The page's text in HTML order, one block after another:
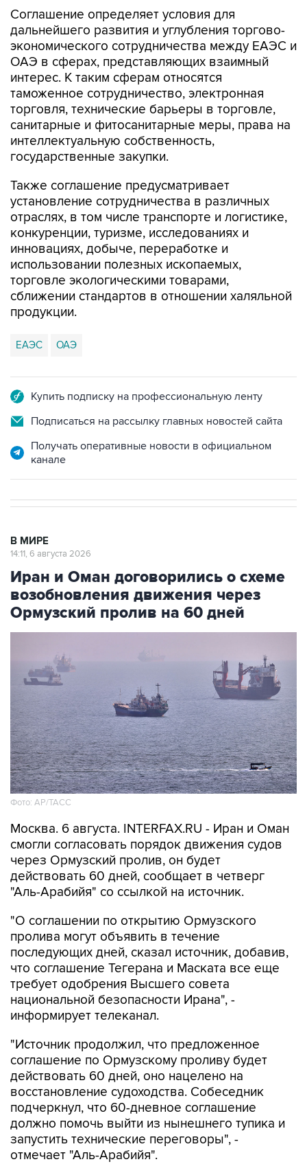
Соглашение определяет условия для
дальнейшего развития и углубления торгово-
экономического сотрудничества между ЕАЭС и
ОАЭ в сферах, представляющих взаимный
интерес. К таким сферам относятся
таможенное сотрудничество, электронная
торговля, технические барьеры в торговле,
санитарные и фитосанитарные меры, права на
интеллектуальную собственность,
государственные закупки.
Также соглашение предусматривает
установление сотрудничества в различных
отраслях, в том числе транспорте и логистике,
конкуренции, туризме, исследованиях и
инновациях, добыче, переработке и
использовании полезных ископаемых,
торговле экологическими товарами,
сближении стандартов в отношении халяльной
продукции.
ЕАЭС ОАЭ
Купить подписку на профессиональную ленту
Подписаться на рассылку главных новостей сайта
Получать оперативные новости в официальном
канале
В МИРЕ
14:11, 6 августа 2026
Иран и Оман договорились о схеме
возобновления движения через
Ормузский пролив на 60 дней
Фото: AP/ТАСС
Москва. 6 августа. INTERFAX.RU - Иран и Оман
смогли согласовать порядок движения судов
через Ормузский пролив, он будет
действовать 60 дней, сообщает в четверг
"Аль-Арабийя" со ссылкой на источник.
"О соглашении по открытию Ормузского
пролива могут объявить в течение
последующих дней, сказал источник, добавив,
что соглашение Тегерана и Маската все еще
требует одобрения Высшего совета
национальной безопасности Ирана", -
информирует телеканал.
"Источник продолжил, что предложенное
соглашение по Ормузскому проливу будет
действовать 60 дней, оно нацелено на
восстановление судоходства. Собеседник
подчеркнул, что 60-дневное соглашение
должно помочь выйти из нынешнего тупика и
запустить технические переговоры", -
отмечает "Аль-Арабийя".